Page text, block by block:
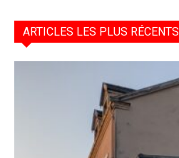
ARTICLES LES PLUS RÉCENTS